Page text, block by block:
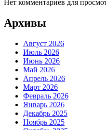
Нет комментариев для
Архивы
Август 2026
Июль 2026
Июнь 2026
Май 2026
Апрель 2026
Март 2026
Февраль 2026
Январь 2026
Декабрь 2025
Ноябрь 2025